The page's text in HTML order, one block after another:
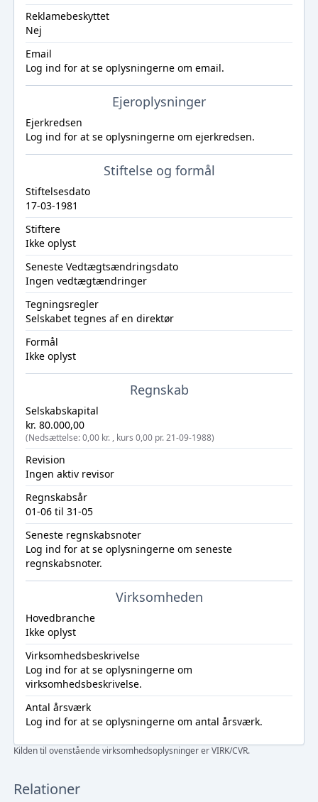
Reklamebeskyttet
Nej
Email
Log ind for at se oplysningerne om email.
Ejeroplysninger
Ejerkredsen
Log ind for at se oplysningerne om ejerkredsen.
Stiftelse og formål
Stiftelsesdato
17-03-1981
Stiftere
Ikke oplyst
Seneste Vedtægtsændringsdato
Ingen vedtægtændringer
Tegningsregler
Selskabet tegnes af en direktør
Formål
Ikke oplyst
Regnskab
Selskabskapital
kr. 80.000,00
(Nedsættelse: 0,00 kr. , kurs 0,00 pr. 21-09-1988)
Revision
Ingen aktiv revisor
Regnskabsår
01-06 til 31-05
Seneste regnskabsnoter
Log ind for at se oplysningerne om seneste
regnskabsnoter.
Virksomheden
Hovedbranche
Ikke oplyst
Virksomhedsbeskrivelse
Log ind for at se oplysningerne om
virksomhedsbeskrivelse.
Antal årsværk
Log ind for at se oplysningerne om antal årsværk.
Kilden til ovenstående virksomhedsoplysninger er VIRK/CVR.
Relationer